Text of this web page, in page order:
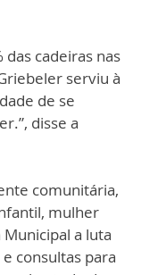
cadeiras nas
serviu à
de se
disse a
comunitária,
mulher
a luta
consultas para